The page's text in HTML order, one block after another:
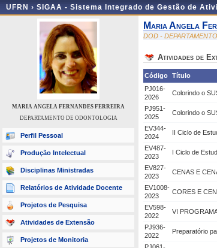
UFRN › SIGAA - Sistema Integrado de Gestão de
MARIA ANGELA FERNANDES FERREIRA
DEPARTAMENTO DE ODONTOLOGIA
Perfil Pessoal
Produção Intelectual
Disciplinas Ministradas
Relatórios de Atividade Docente
Projetos de Pesquisa
Atividades de Extensão
Projetos de Monitoria
Maria Angela
DOD -
Atividades de
Código Título
PJ016-
2026
Colorindo o
PJ951-
2025
Colorindo o
EV344-
2024
II Ciclo de
EV487-
2023
I Ciclo de
EV827-
2023
CENAS E
EV1008-
2023
CORES E
EV598-
2022
VI
PJ936-
2022
Preparatório